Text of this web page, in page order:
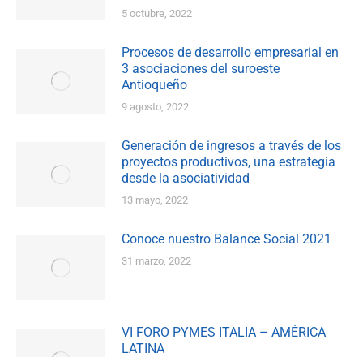
5 octubre, 2022
Procesos de desarrollo empresarial en
3 asociaciones del suroeste
Antioqueño
9 agosto, 2022
Generación de ingresos a través de los
proyectos productivos, una estrategia
desde la asociatividad
13 mayo, 2022
Conoce nuestro Balance Social 2021
31 marzo, 2022
VI FORO PYMES ITALIA – AMÉRICA
LATINA